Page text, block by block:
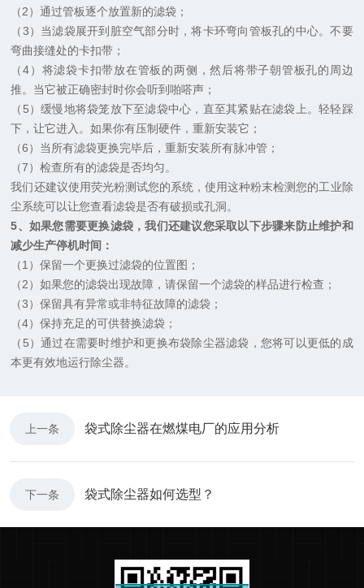
（2）通过管板逐个放置新的滤袋；
（3）当滤袋展开到脏空气部分时，将卡环弯向管板孔的中心。不要
弯曲接缝处的卡扣带；
（4）将滤袋卡扣带放在管板的两侧，然后将带子朝管板孔的周边
推。当它被正确密封时你会听到啪嗒声；
（5）缓慢地将袋笼放下至滤袋中心，直至其紧贴在滤袋上。轻轻踩
下，让它进入。如果你有压制硬件，重新安装它；
（6）当所有滤袋更换完毕后，重新安装所有脉冲管；
（7）检查所有的滤袋是否均匀。
我们还建议使用荧光粉测试您的系统，使用这种粉末检测您的工业除
尘系统可以让您查看滤袋是否有破损或孔洞。
5、如果您需要更换滤袋，我们还建议您采取以下步骤来防止维护和
减少生产停机时间：
（1）保留一个更换过滤袋的位置图；
（2）如果您的滤袋出现故障，请保留一个滤袋的样品进行检查；
（3）保留具有异常或非特征故障的滤袋；
（4）保持充足的可供替换滤袋；
（5）通过在需要时维护和更换布袋除尘器滤袋，您将可以更低的成
本更有效地运行除尘器。
上一条 袋式除尘器在燃煤电厂的应用分析
下一条 袋式除尘器如何选型？